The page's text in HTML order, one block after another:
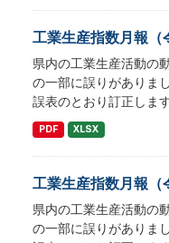
工業生産指数月報（
県内の工業生産活動の
の一部に誤りがありま
誤表のとおり訂正しま
PDF XLSX
工業生産指数月報（
県内の工業生産活動の
の一部に誤りがありま